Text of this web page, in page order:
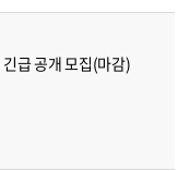
급 공개 모집(마감)